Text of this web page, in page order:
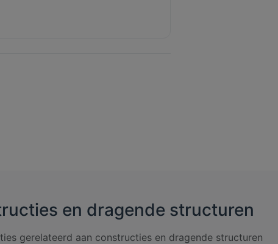
en dragende structuren
gerelateerd aan constructies en dragende structuren